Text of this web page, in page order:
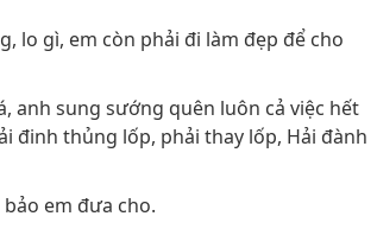
lo gì, em còn phải đi làm đẹp để cho
anh sung sướng quên luôn cả việc hết
đinh thủng lốp, phải thay lốp, Hải đành
em đưa cho.